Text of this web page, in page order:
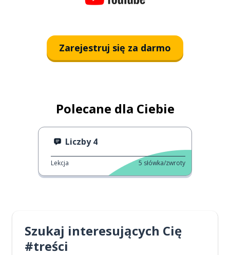
Zarejestruj się za darmo
Polecane dla Ciebie
Liczby 4
Lekcja 5 słówka/zwroty
Szukaj interesujących Cię
#treści